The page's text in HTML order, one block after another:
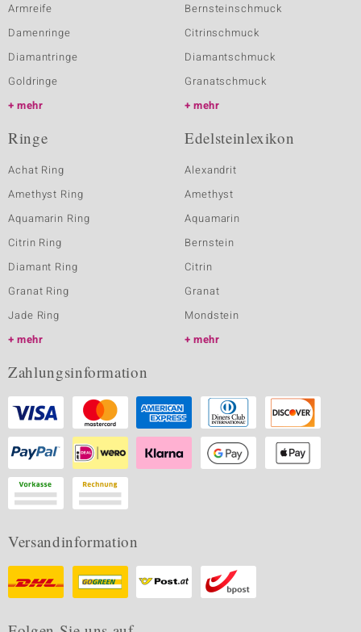
Armreife
Damenringe
Diamantringe
Goldringe
mehr
Bernsteinschmuck
Citrinschmuck
Diamantschmuck
Granatschmuck
mehr
Ringe
Achat Ring
Amethyst Ring
Aquamarin Ring
Citrin Ring
Diamant Ring
Granat Ring
Jade Ring
mehr
Edelsteinlexikon
Alexandrit
Amethyst
Aquamarin
Bernstein
Citrin
Granat
Mondstein
mehr
Zahlungsinformation
Versandinformation